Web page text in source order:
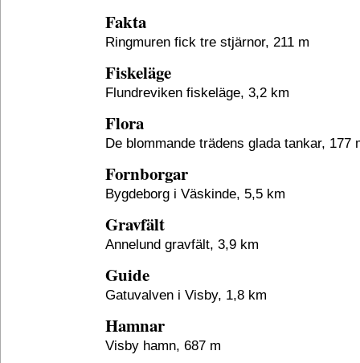
Fakta
Ringmuren fick tre stjärnor, 211 m
Fiskeläge
Flundreviken fiskeläge, 3,2 km
Flora
De blommande trädens glada tankar, 177
Fornborgar
Bygdeborg i Väskinde, 5,5 km
Gravfält
Annelund gravfält, 3,9 km
Guide
Gatuvalven i Visby, 1,8 km
Hamnar
Visby hamn, 687 m